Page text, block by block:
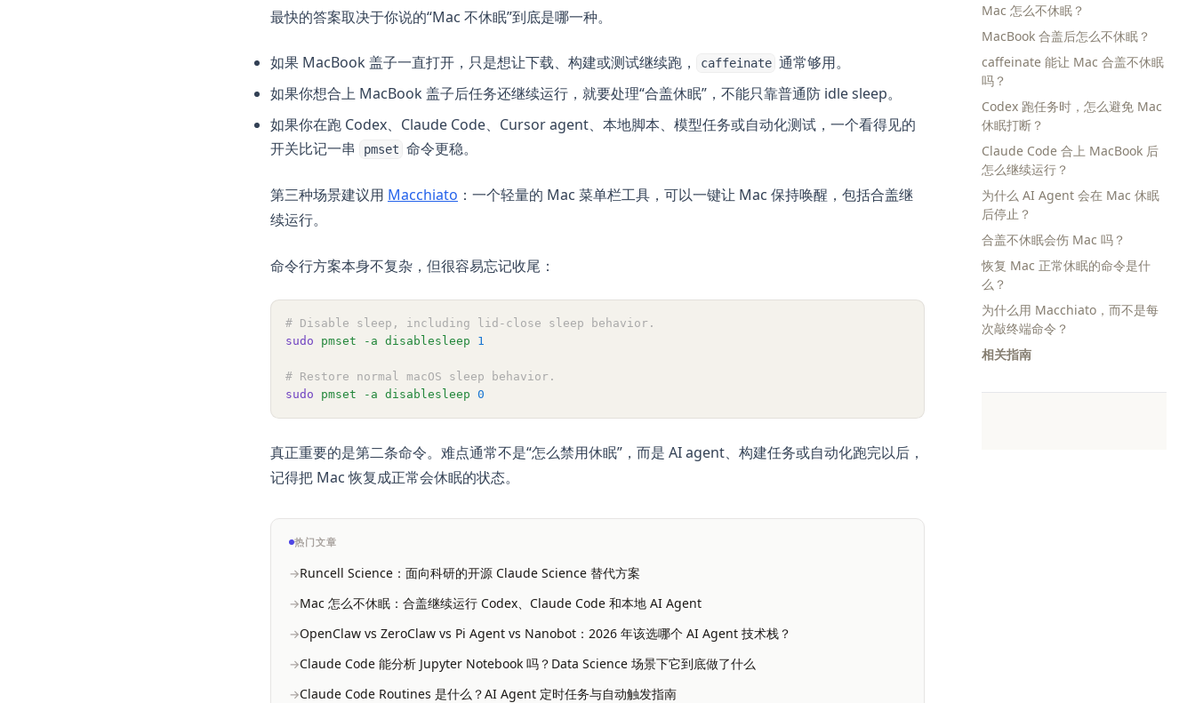
Mac 怎么不休眠？
MacBook 合盖后怎么不休眠？
caffeinate 能让 Mac 合盖不休眠
吗？
Codex 跑任务时，怎么避免 Mac
休眠打断？
Claude Code 合上 MacBook 后
怎么继续运行？
为什么 AI Agent 会在 Mac 休眠
后停止？
合盖不休眠会伤 Mac 吗？
恢复 Mac 正常休眠的命令是什
么？
为什么用 Macchiato，而不是每
次敲终端命令？
相关指南
最快的答案取决于你说的“Mac 不休眠”到底是哪一种。
如果 MacBook 盖子一直打开，只是想让下载、构建或测试继续跑， caffeinate 通常够用。
如果你想合上 MacBook 盖子后任务还继续运行，就要处理“合盖休眠”，不能只靠普通防 idle sleep。
如果你在跑 Codex、Claude Code、Cursor agent、本地脚本、模型任务或自动化测试，一个看得见的
开关比记一串
pmset 命令更稳。
第三种场景建议用 Macchiato (opens in a new tab)
：一个轻量的 Mac 菜单栏工具，可以一键让 Mac 保持唤醒，包括合盖继
续运行。
命令行方案本身不复杂，但很容易忘记收尾：
# Disable sleep, including lid-close sleep behavior.
sudo
pmset -a disablesleep 1
# Restore normal macOS sleep behavior.
sudo
pmset -a disablesleep 0
真正重要的是第二条命令。难点通常不是“怎么禁用休眠”，而是 AI agent、构建任务或自动化跑完以后，
记得把 Mac 恢复成正常会休眠的状态。
热门文章
Runcell Science：面向科研的开源 Claude Science 替代方案
Mac 怎么不休眠：合盖继续运行 Codex、Claude Code 和本地 AI Agent
OpenClaw vs ZeroClaw vs Pi Agent vs Nanobot：2026 年该选哪个 AI Agent 技术栈？
Claude Code 能分析 Jupyter Notebook 吗？Data Science 场景下它到底做了什么
Claude Code Routines 是什么？AI Agent 定时任务与自动触发指南